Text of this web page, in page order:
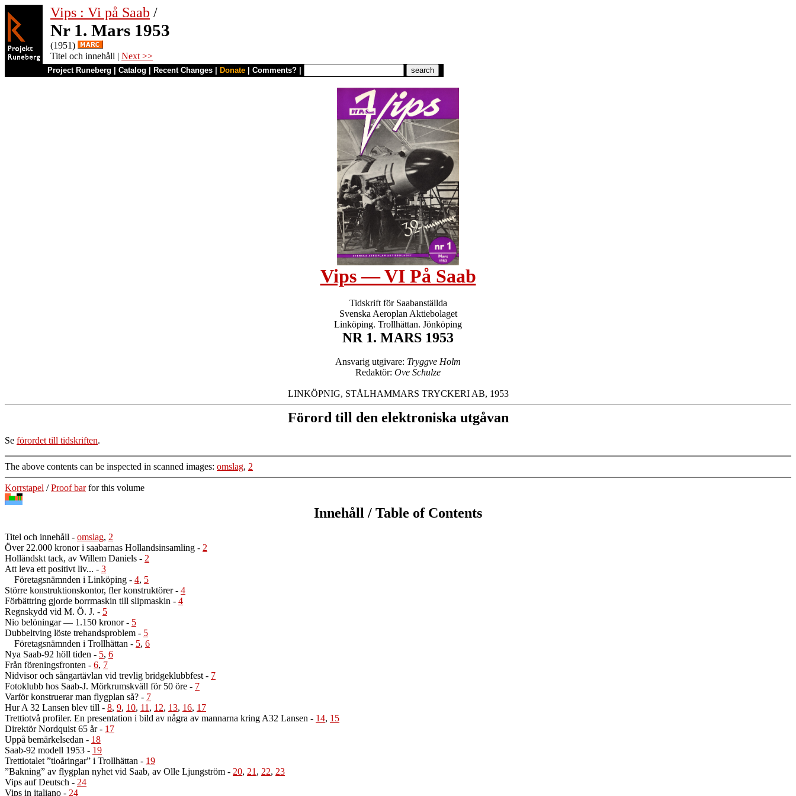
Vips : Vi på Saab /
Nr 1. Mars 1953
(1951)
Titel och innehåll | Next >>
Project Runeberg Catalog Recent Changes Donate Comments?
Vips — VI På Saab
Tidskrift för Saabanställda
Svenska Aeroplan Aktiebolaget
NR 1. MARS 1953
Ansvarig utgivare: Tryggve Holm
Redaktör: Ove Schulze
LINKÖPNIG, STÅLHAMMARS TRYCKERI AB, 1953
Förord till den elektroniska utgåvan
Se förordet till tidskriften.
The above contents can be inspected in scanned images: omslag, 2
Korrstapel /Proof barfor this volume
Innehåll / Table of Contents
Titel och innehåll - omslag, 2
Över 22.000 kronor i saabarnas Hollandsinsamling - 2
Holländskt tack, av Willem Daniels - 2
Att leva ett positivt liv... - 3
Företagsnämnden i Linköping - 4, 5
Större konstruktionskontor, fler konstruktörer- 4
Förbättring gjorde borrmaskin till slipmaskin - 4
Regnskydd vid M. Ö. J. - 5
Nio belöningar — 1.150 kronor- 5
Dubbeltving löste trehandsproblem - 5
Företagsnämnden i Trollhättan - 5, 6
Nya Saab-92 höll tiden - 5, 6
Från föreningsfronten - 6, 7
Nidvisor och sångartävlan vid trevlig bridgeklubbfest - 7
Fotoklubb hos Saab-J. Mörkrumskväll för 50 öre - 7
Varför konstruerar man flygplan så? - 7
Hur A 32 Lansen blev till - 8, 9, 10, 11 , 12, 13, 16, 17
Trettiotvå profiler. En presentation i bild av några av mannarna kring A32 Lansen - 14, 15
Direktör Nordquist 65 år- 17
Uppå bemärkelsedan - 18
Saab-92 modell 1953 - 19
Trettiotalet ”tioåringar” i Trollhättan - 19
”Bakning” av flygplan nyhet vid Saab, av Olle Ljungström - 20, 21 , 22, 23
Vips auf Deutsch - 24
Vips in italiano - 24